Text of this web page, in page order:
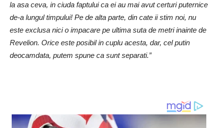
la asa ceva, in ciuda faptului ca ei au mai avut certuri puternice
de-a lungul timpului! Pe de alta parte, din cate ii stim noi, nu
este exclusa nici o impacare pe ultima suta de metri inainte de
Revelion. Orice este posibil in cuplu acesta, dar, cel putin
deocamdata, putem spune ca sunt separati.”